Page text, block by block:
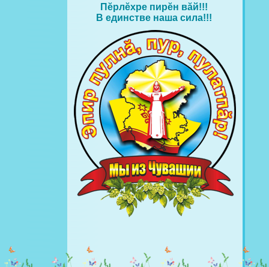
Пĕрлĕхре пирĕн вăй!!!
В единстве наша сила!!!